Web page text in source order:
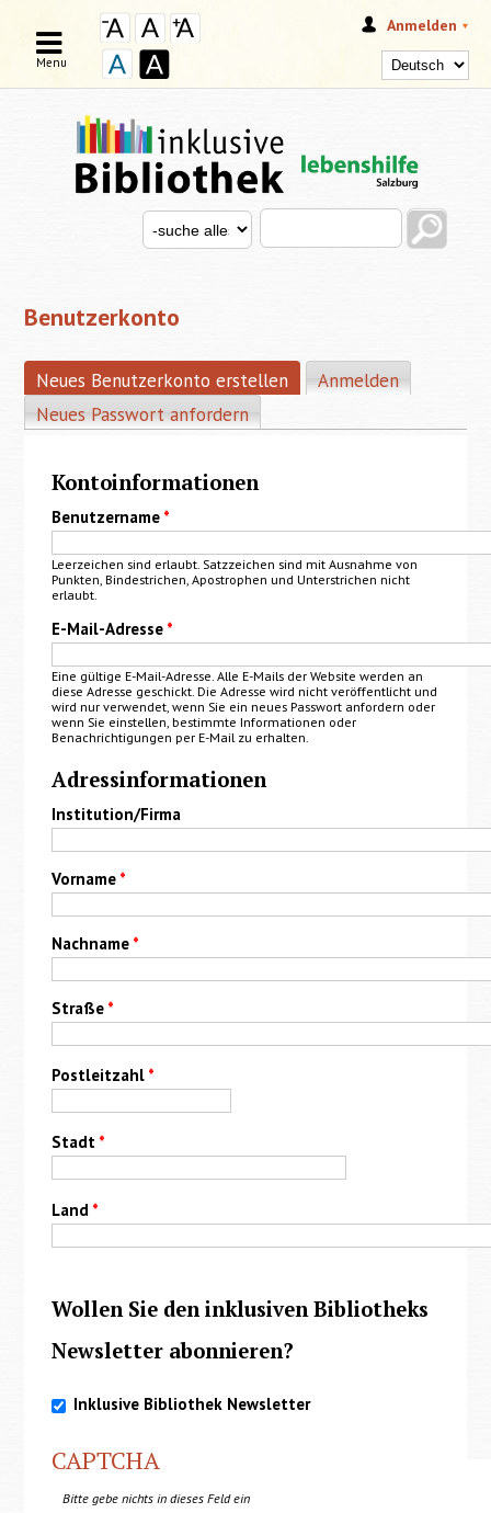
Anmelden
SUCHFORMULAR
Search this site
Search for
Menu
Benutzerkonto
HAUPT-REITER
Neues Benutzerkonto erstellen (aktiver Reiter)
Anmelden
Neues Passwort anfordern
Kontoinformationen
Benutzername *
Leerzeichen sind erlaubt. Satzzeichen sind mit Ausnahme von
Punkten, Bindestrichen, Apostrophen und Unterstrichen nicht
erlaubt.
E-Mail-Adresse *
Eine gültige E-Mail-Adresse. Alle E-Mails der Website werden an
diese Adresse geschickt. Die Adresse wird nicht veröffentlicht und
wird nur verwendet, wenn Sie ein neues Passwort anfordern oder
wenn Sie einstellen, bestimmte Informationen oder
Benachrichtigungen per E-Mail zu erhalten.
Adressinformationen
Institution/Firma
Vorname *
Nachname *
Straße *
Postleitzahl *
Stadt *
Land *
Wollen Sie den inklusiven Bibliotheks
Newsletter abonnieren?
Inklusive Bibliothek Newsletter
CAPTCHA
Bitte gebe nichts in dieses Feld ein